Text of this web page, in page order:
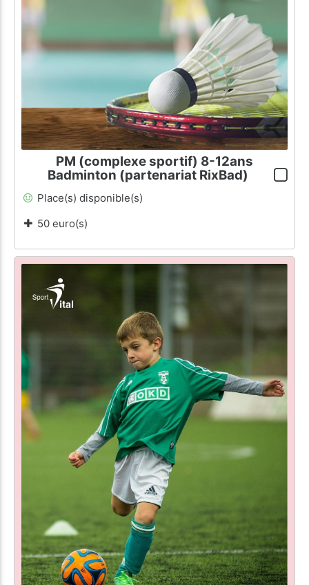
PM (complexe sportif) 8-12ans
Badminton (partenariat RixBad)
Place(s) disponible(s)
50 euro(s)